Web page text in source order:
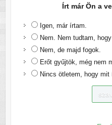
Írt már Ön a
Igen, már írtam.
Nem. Nem tudtam,
Nem, de majd fogok.
Erőt gyűjtök, még nem
Nincs ötletem, hogy mit